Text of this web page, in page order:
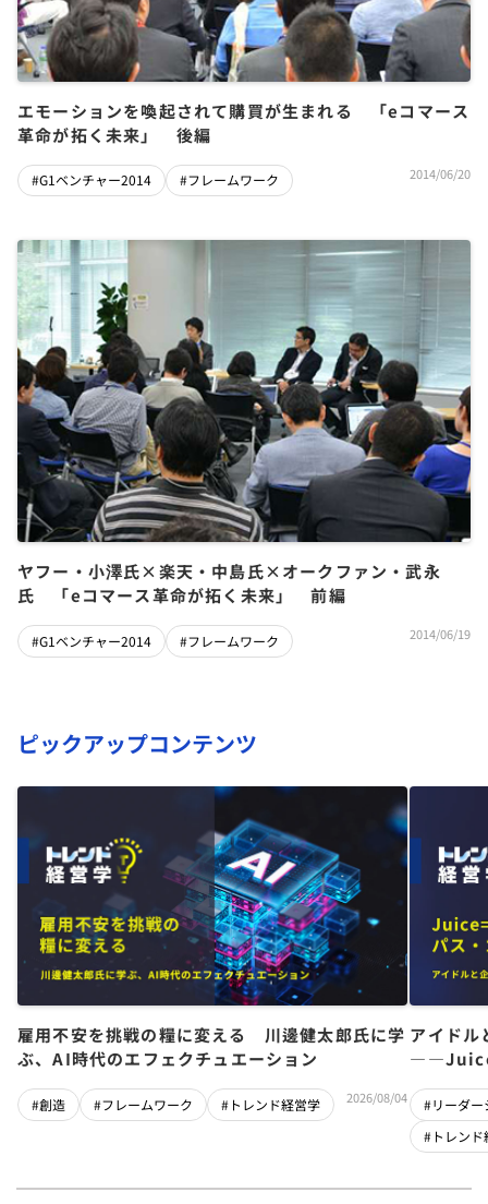
エモーションを喚起されて購買が生まれる 「eコマース
革命が拓く未来」 後編
#G1ベンチャー2014 #フレームワーク 2014/06/20
ヤフー・小澤氏×楽天・中島氏×オークファン・武永
氏 「eコマース革命が拓く未来」 前編
#G1ベンチャー2014 #フレームワーク 2014/06/19
ピックアップコンテンツ
雇用不安を挑戦の糧に変える 川邊健太郎氏に学
ぶ、AI時代のエフェクチュエーション
#創造 #フレームワーク #トレンド経営学 2026/08/04
アイドル
#リーダー
#トレンド